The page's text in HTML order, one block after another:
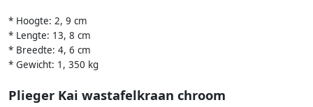
* Hoogte: 2, 9 cm
* Lengte: 13, 8 cm
* Breedte: 4, 6 cm
* Gewicht: 1, 350 kg
Plieger Kai wastafelkraan chroom